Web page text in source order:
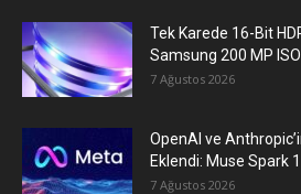
Tek Karede 16-Bit
Samsung 200 MP
7 Ağustos 2026
OpenAI ve
Eklendi: Muse Spark
7 Ağustos 2026